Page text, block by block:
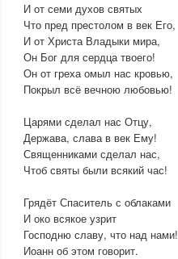
И от семи духов святых
Что пред престолом в век Его,
И от Христа Владыки мира,
Он Бог для сердца твоего!
Он от греха омыл нас кровью,
Покрыл всё вечною любовью!
Царями сделал нас Отцу,
Держава, слава в век Ему!
Священниками сделал нас,
Чтоб святы были всякий час!
Грядёт Спаситель с облаками
И око всякое узрит
Господню славу, что над нами!
Иоанн об этом говорит.